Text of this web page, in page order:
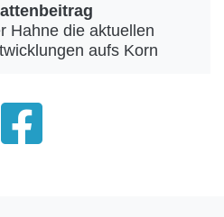
Hahne die aktuellen
aufs Korn